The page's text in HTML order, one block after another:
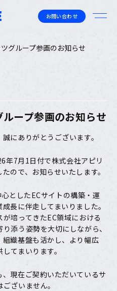
お問い合わせ
グループ参画のお知らせ
ープ参画のお知らせ
にありがとうございます。
年7月1日付で株式会社アピリ
ので、お知らせいたします。
としたECサイトの構築・運
長に伴走してまいりました。
培ってきたEC領域における
添う姿勢を大切にしながら、
織基盤も活かし、より幅広
てまいります。
現在ご契約いただいているサ
ざいません。